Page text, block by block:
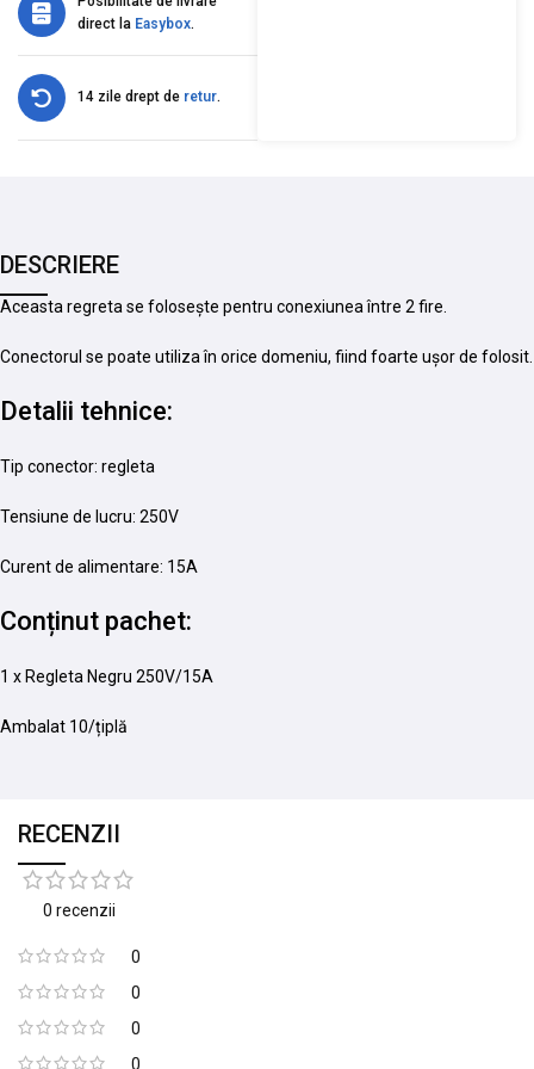
direct la Easybox.
14 zile drept de retur.
DESCRIERE
Aceasta regreta se folosește pentru conexiunea între 2 fire.
Conectorul se poate utiliza în orice domeniu, fiind foarte ușor de folosit.
Detalii tehnice:
Tip conector: regleta
Tensiune de lucru: 250V
Curent de alimentare: 15A
Conținut pachet:
1 x Regleta Negru 250V/15A
Ambalat 10/țiplă
RECENZII
0 recenzii
0
0
0
0